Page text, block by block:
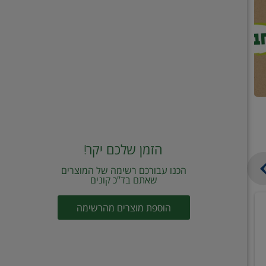
הזמן שלכם יקר!
הכנו עבורכם רשימה של המוצרים
שאתם בד"כ קונים
הוספת מוצרים מהרשימה